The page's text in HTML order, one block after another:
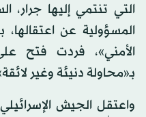
التي تنتمي إليها جرار،
المسؤولية عن
الأمني»، فردت فتح
بـ«محاولة دنيئة وغير
واعتقل الجيش